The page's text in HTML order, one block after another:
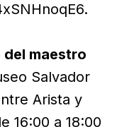
maestro
Salvador
Arista y
16:00 a 18:00